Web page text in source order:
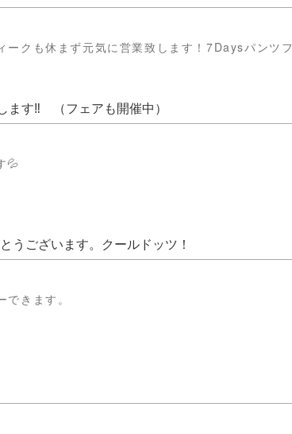
ークも休まず元気に営業致します！7Daysパンツフ
ます‼ （フェアも開催中）
💦
うございます。クールドッツ！
きます。